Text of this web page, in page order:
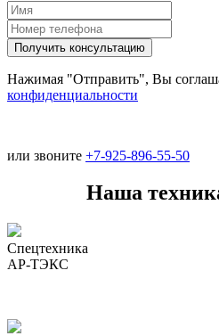
Нажимая "Отправить", Вы
конфиденциальности
или звоните +7-925-896-55-50
Наша
Спецтехника
АР-ТЭКС